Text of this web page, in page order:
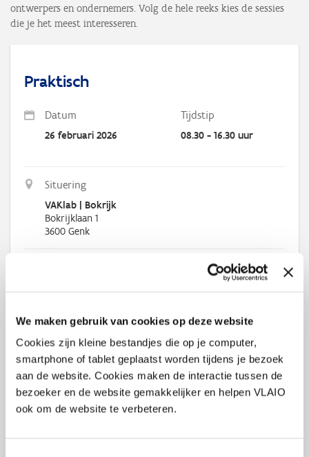
We maken gebruik van cookies op deze website
Cookies zijn kleine bestandjes die op je computer,
smartphone of tablet geplaatst worden tijdens je bezoek
aan de website. Cookies maken de interactie tussen de
bezoeker en de website gemakkelijker en helpen VLAIO
ook om de website te verbeteren.
ontwerpers en ondernemers. Volg de hele reeks kies de sessies
die je het meest interesseren.
Praktisch
Datum Tijdstip
26 februari 2026 08.30 - 16.30 uur
Situering
VAKlab | Bokrijk
Bokrijklaan 1
3600 Genk
deze Coworking day+.
Tijdens een Coworking day+ nodigen we je uit om een hele dag te
komen werken op een verrassende en inspirerende plek in Bokrijk.
Wil je graag zelf jouw werking toelichten of werken rond een
bepaald thema? Neem dan contact op met
vakmanschap@bokrijk.be